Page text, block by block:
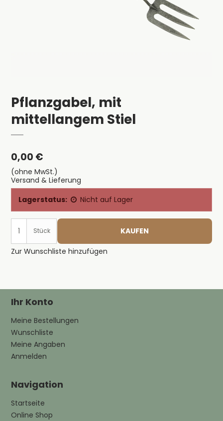
Pflanzgabel, mit
mittellangem Stiel
0,00 €
(ohne MwSt.)
Versand & Lieferung
Lagerstatus:
Nicht auf Lager
Stück KAUFEN
Zur Wunschliste hinzufügen
Ihr Konto
Meine Bestellungen
Wunschliste
Meine Angaben
Anmelden
Navigation
Startseite
Online Shop